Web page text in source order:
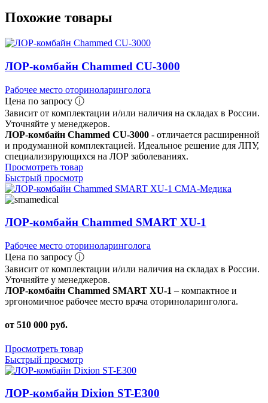
Похожие товары
ЛОР-комбайн Chammed CU-3000
Рабочее место оториноларинголога
Цена по запросу ⓘ
Зависит от комплектации и/или наличия на складах в России.
Уточняйте у менеджеров.
ЛОР-комбайн Chammed CU-3000 - отличается расширенной
и продуманной комплектацией. Идеальное решение для ЛПУ,
специализирующихся на ЛОР заболеваниях.
Просмотреть товар
Быстрый просмотр
ЛОР-комбайн Chammed SMART XU-1
Рабочее место оториноларинголога
Цена по запросу ⓘ
Зависит от комплектации и/или наличия на складах в России.
Уточняйте у менеджеров.
ЛОР-комбайн Chammed SMART XU-1 – компактное и
эргономичное рабочее место врача оториноларинголога.
от 510 000 руб.
Просмотреть товар
Быстрый просмотр
ЛОР-комбайн Dixion ST-E300